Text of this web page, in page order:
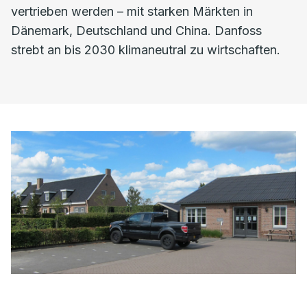
vertrieben werden – mit starken Märkten in
Dänemark, Deutschland und China. Danfoss
strebt an bis 2030 klimaneutral zu wirtschaften.